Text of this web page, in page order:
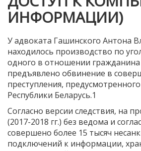
ИНФОРМАЦИИ)
У адвоката Гашинского Антона
находилось производство по
одного в отношении
предъявлено обвинение в
преступления, предусмотренного
Республики Беларусь.1
Согласно версии следствия, на
(2017-2018 гг.) без ведома и
совершено более 15 тысяч
подключений к информации,